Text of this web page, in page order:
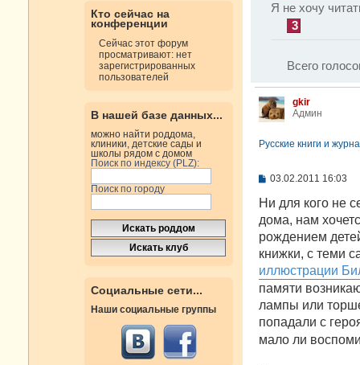
Кто сейчас на
конференции
Сейчас этот форум
просматривают: нет
зарегистрированных
пользователей
В нашей базе данных...
можно найти роддома,
клиники, детские сады и
школы рядом с домом
Поиск по индексу (PLZ):
Поиск по городу
Социальные сети...
Наши социальные группы
Я не хочу
3
Всего
gkir
Админ
Русские книги и
С
о
щ
е
и
е
03.02.2011 16:03
Ни для кого не
дома, нам
рождением
книжки, с теми
иллюстрации
памяти
лампы или
попадали с
мало ли